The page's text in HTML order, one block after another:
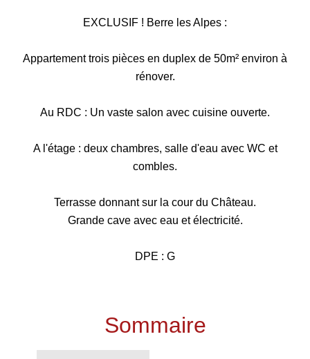
EXCLUSIF ! Berre les Alpes :
Appartement trois pièces en duplex de 50m² environ à
rénover.
Au RDC : Un vaste salon avec cuisine ouverte.
A l'étage : deux chambres, salle d'eau avec WC et
combles.
Terrasse donnant sur la cour du Château.
Grande cave avec eau et électricité.
DPE : G
Sommaire